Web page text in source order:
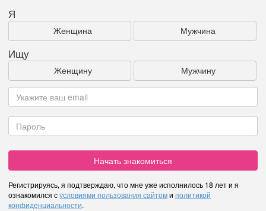
Я
Женщина Мужчина
Ищу
Женщину Мужчину
Начать знакомиться
Регистрируясь, я подтверждаю, что мне уже исполнилось 18 лет и я
ознакомился сусловиями пользования сайтоми политикой
конфиденциальности.